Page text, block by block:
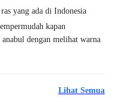
yang ada di Indonesia
kapan
dengan melihat warna
Lihat Semua